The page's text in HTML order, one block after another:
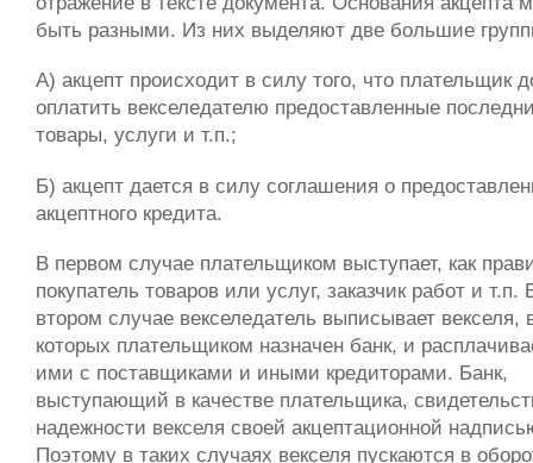
быть разными. Из них выделяют две большие
А) акцепт происходит в силу того, что плательщик
оплатить векселедателю предоставленные
товары, услуги и т.п.;
Б) акцепт дается в силу соглашения о
акцептного кредита.
В первом случае плательщиком выступает, как
покупатель товаров или услуг, заказчик работ и т.п.
втором случае векселедатель выписывает векселя,
которых плательщиком назначен банк, и
ими с поставщиками и иными кредиторами. Банк,
выступающий в качестве плательщика,
надежности векселя своей акцептационной
Поэтому в таких случаях векселя пускаются в